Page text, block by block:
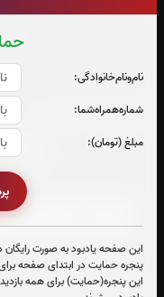
نام‌و‌نام‌خانوادگی:
شماره‌همراه‌شما:
مبلغ (تومان):
این صفحه یادبود به صورت
پنجره حمایت در ابتدای صفحه
این پنجره(حمایت) برای همه
زیارت عاشورا:
قرائت زیارت عاشورا را تقبل میکنم
متن زیارت عاشورا
زیارت اربعین:1بار